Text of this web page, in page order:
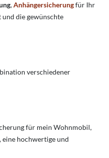
,Anhängersicherungfür Ihr
die gewünschte
verschiedener
für mein Wohnmobil,
eine hochwertige und